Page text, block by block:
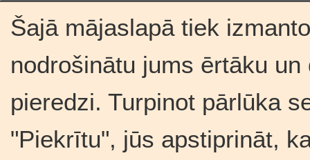
Šajā mājaslapā tiek
nodrošinātu jums ērtāku
pieredzi. Turpinot pārlūka
"Piekrītu", jūs apstiprināt,